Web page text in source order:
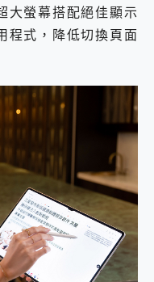
大螢幕搭配絕佳顯示
程式，降低切換頁面